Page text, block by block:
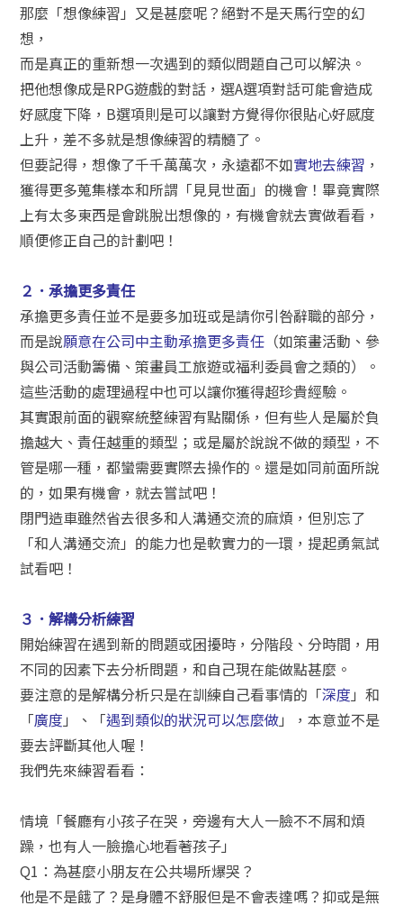
那麼「想像練習」又是甚麼呢？絕對不是天馬行空的幻
想，
而是真正的重新想一次遇到的類似問題自己可以解決。
把他想像成是RPG遊戲的對話，選A選項對話可能會造成
好感度下降，B選項則是可以讓對方覺得你很貼心好感度
上升，差不多就是想像練習的精髓了。
但要記得，想像了千千萬萬次，永遠都不如實地去練習 ，
獲得更多蒐集樣本和所謂「見見世面」的機會！畢竟實際
上有太多東西是會跳脫出想像的，有機會就去實做看看，
順便修正自己的計劃吧！
２．承擔更多責任
承擔更多責任並不是要多加班或是請你引咎辭職的部分，
而是說願意在公司中主動承擔更多責任 （如策畫活動、參
與公司活動籌備、策畫員工旅遊或福利委員會之類的）。
這些活動的處理過程中也可以讓你獲得超珍貴經驗。
其實跟前面的觀察統整練習有點關係，但有些人是屬於負
擔越大、責任越重的類型；或是屬於說說不做的類型，不
管是哪一種，都蠻需要實際去操作的。還是如同前面所說
的，如果有機會，就去嘗試吧！
閉門造車雖然省去很多和人溝通交流的麻煩，但別忘了
「和人溝通交流」的能力也是軟實力的一環，提起勇氣試
試看吧！
３．解構分析練習
開始練習在遇到新的問題或困擾時，分階段、分時間，用
不同的因素下去分析問題，和自己現在能做點甚麼。
要注意的是解構分析只是在訓練自己看事情的「深度 」和
「廣度 」、「遇到類似的狀況可以怎麼做」，本意並不是
要去評斷其他人喔！
我們先來練習看看：
情境「餐廳有小孩子在哭，旁邊有大人一臉不不屑和煩
躁，也有人一臉擔心地看著孩子」
Q1：為甚麼小朋友在公共場所爆哭？
他是不是餓了？是身體不舒服但是不會表達嗎？抑或是無